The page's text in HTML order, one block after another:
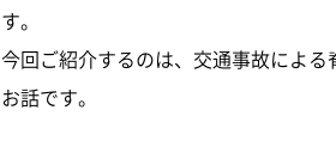
す。
今回ご紹介するのは、交通事故によ
お話です。